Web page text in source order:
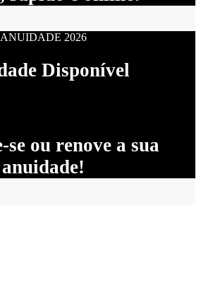
ANUIDADE 2026
Disponível
se ou renove a sua
anuidade!